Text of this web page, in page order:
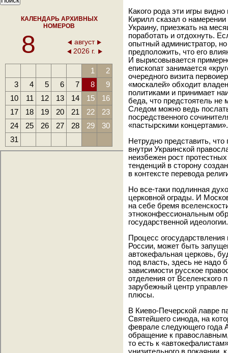
КАЛЕНДАРЬ АРХИВНЫХ
НОМЕРОВ
8
август
2026 г.
1
2
3
4 5 6 7 8
9
10
11 12 13 14 15
16
17
18 19 20 21 22
23
24
25 26 27 28 29
30
31
Какого рода эти игры
Кирилл сказал о
Украину, приезжать на
поработать и отдохнуть.
опытный администратор, но
предположить, что его
И вырисовывается
епископат занимается
очередного визита
«москалей» обходит
политиками и принимает
беда, что предстоятель не
Следом можно ведь
посредственного
«пастырскими концертами».
Нетрудно представить,
внутри Украинской
неизбежен рост
тенденций в сторону
в контексте перевода
Но все-таки подлинная
церковной ограды. И
на себе бремя
этноконфессиональным
государственной идеологии.
Процесс
России, может быть
автокефальная церковь,
под власть, здесь не надо
зависимости русское
отделения от Вселенского
зарубежный центр
плюсы.
В Киево-Печерской лавре
Святейшего синода, на
феврале следующего года
обращение к
то есть к